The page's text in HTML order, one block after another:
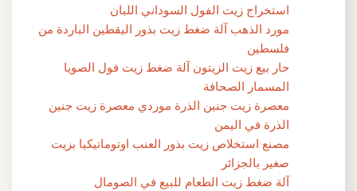
استخراج زيت الفول السوداني اللبان
مورد الذهب آلة ضغط زيت بذور اليقطين الباردة من
فلسطين
حار بيع زيت الزيتون آلة ضغط زيت فول الصويا
المسمار الصحافة
معصرة زيت جنين الذرة موردي معصرة زيت جنين
الذرة في اليمن
مصنع استخلاص زيت بذور العنب اوتوماتيكيا بزيت
صغير بالجزائر
آلة ضغط زيت الطعام للبيع في الصومال